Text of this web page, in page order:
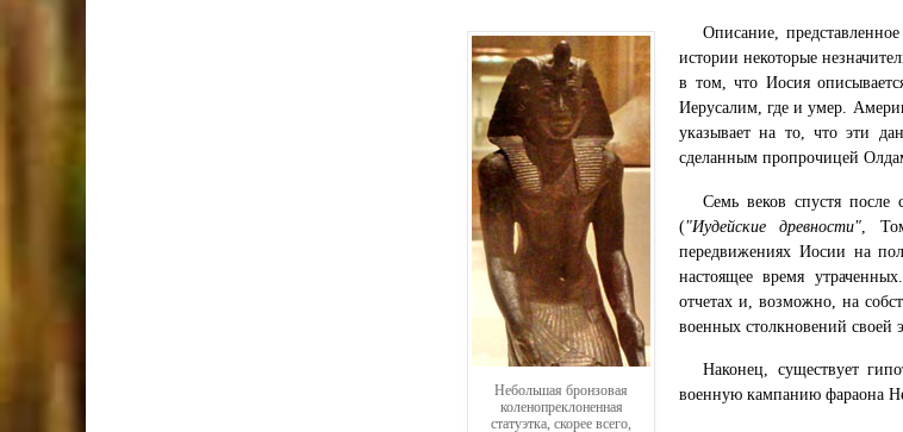
Небольшая бронзовая
коленопреклоненная
статуэтка, скорее всего,
Описание,
истории некоторые
в том, что Иосия
Иерусалим, где и умер.
указывает на то, что эти
сделанным пропрочицей
Семь веков спустя
("Иудейские древности" ,
передвижениях Иосии на
настоящее время
отчетах и, возможно, на
военных столкновений своей
Наконец, существует
военную кампанию фараона